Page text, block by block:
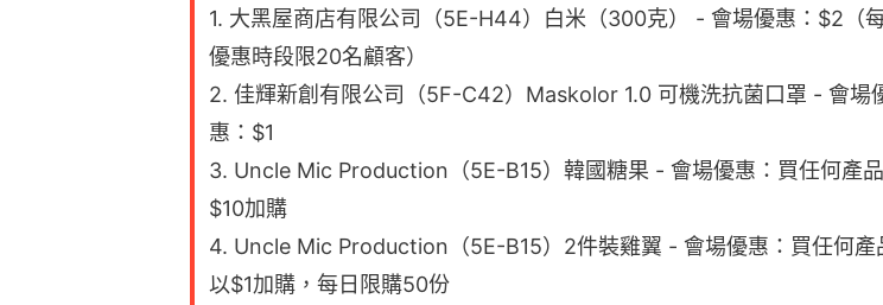
5. 晨光文具（5F-C19）塗改帶套裝 - 會場價：$20
6. 健保（5F-B23）白因子消毒抗菌液 - 會場價：$10，限售100支
7. 滿恩慧（5E-H40）海瑞貢丸 - 會場價：買三送一
8. 滿恩慧（5E-H40）台式和牛香腸 - 會場價：買三送一
9. 三和食品（5E-H11）即食海蜇（6款口味） - 會場價：$60/5包 或
$100/10包
10. 帝利寶（5E-F20）MUNDO紅酒 - 會場價：$48
11. 貴族花園（5E-B48）椒鹽合桃 - 會場價：$1/盒，限售20罐（29至30